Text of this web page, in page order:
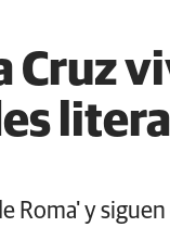
Cruz
Roma' y